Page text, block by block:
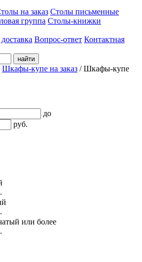
на заказ Столы письменные
группа Столы-книжки
Вопрос-ответ Контактная
найти
Шкафы-купе на заказ /Шкафы-купе
до
руб.
или более